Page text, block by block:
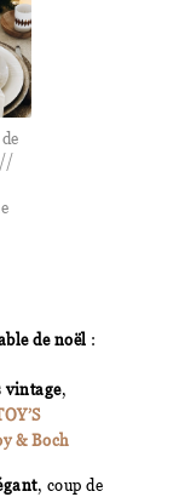
de noël :
vintage,
& Boch
, coup de